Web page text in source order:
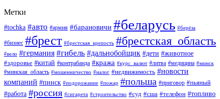
Метки
#tochka #авто #армия #барановичи #беларусь #берёза
#бизнес #брест #брестская_крепость #брестская_область
#вело #германия #гибель #дальнобойщик #дети #животное
#здоровье #китай #контрабанда #кража #курс_валют #литва #медицина #минск
#минская_область #мошенничество #налог #недвижимость #новости
компаний #пинск #подорожание #пожар #польша #приговор #пьяный
#работа #россия #сигарета #строительство #суд #сша #телефон #топливо